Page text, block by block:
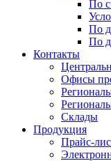
По
По
По
Контакты
Офисы
Склады
Продукция
Прайс-